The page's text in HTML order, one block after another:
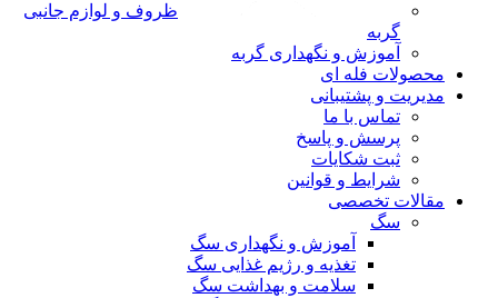
ظروف و لوازم جانبی
گربه
آموزش و نگهداری گربه
محصولات فله ای
مدیریت و پشتیبانی
تماس با ما
پرسش و پاسخ
ثبت شکایات
شرایط و قوانین
مقالات تخصصی
سگ
آموزش و نگهداری سگ
تغذیه و رژیم غذایی سگ
سلامت و بهداشت سگ